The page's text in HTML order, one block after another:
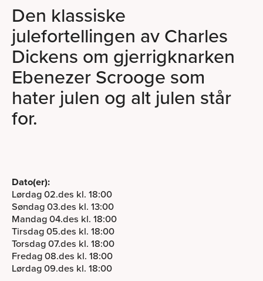
Den klassiske
julefortellingen av Charles
Dickens om gjerrigknarken
Ebenezer Scrooge som
hater julen og alt julen står
for.
Dato(er):
Lørdag 02.des kl. 18:00
Søndag 03.des kl. 13:00
Mandag 04.des kl. 18:00
Tirsdag 05.des kl. 18:00
Torsdag 07.des kl. 18:00
Fredag 08.des kl. 18:00
Lørdag 09.des kl. 18:00